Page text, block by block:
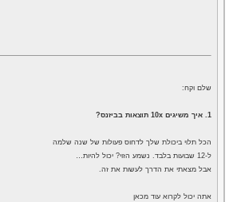
שלם וקח:
1. איך משיגים 10x תוצאות בביזנס?
הכל תלוי ביכולת שלך לדחוס פעולות של שנה שלמה
ל-12 שבועות בלבד. נשמע הזוי? יכול להיות…
אבל מצאתי את הדרך לעשות את זה.
אתה יכול לקרוא עוד מכאן